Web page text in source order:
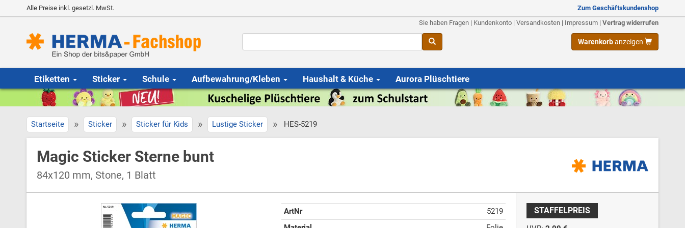
Alle Preise inkl. gesetzl. MwSt.
Zum Geschäftskundenshop
Sie haben Fragen | Kundenkonto | Versandkosten | Impressum | Vertrag widerrufen
Warenkorbanzeigen
Etiketten Sticker Schule Aufbewahrung/Kleben Haushalt & Küche Aurora Plüschtiere
Startseite » Sticker » Sticker für Kids » Lustige Sticker » HES-5219
Magic Sticker Sterne bunt
84x120 mm, Stone, 1 Blatt
ArtNr
5219
STAFFELPREIS